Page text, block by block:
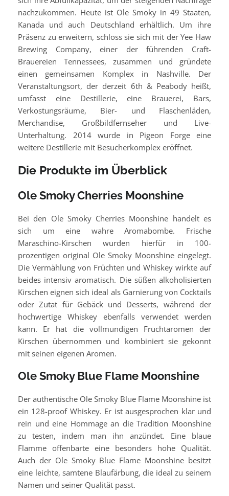
nachzukommen. Heute ist Ole Smoky in 49 Staaten,
Kanada und auch Deutschland erhältlich. Um ihre
Präsenz zu erweitern, schloss sie sich mit der Yee Haw
Brewing Company, einer der führenden Craft-
Brauereien Tennessees, zusammen und gründete
einen gemeinsamen Komplex in Nashville. Der
Veranstaltungsort, der derzeit 6th & Peabody heißt,
umfasst eine Destillerie, eine Brauerei, Bars,
Verkostungsräume, Bier- und Flaschenläden,
Merchandise, Großbildfernseher und Live-
Unterhaltung. 2014 wurde in Pigeon Forge eine
weitere Destillerie mit Besucherkomplex eröffnet.
Die Produkte im Überblick
Ole Smoky Cherries Moonshine
Bei den Ole Smoky Cherries Moonshine handelt es
sich um eine wahre Aromabombe. Frische
Maraschino-Kirschen wurden hierfür in 100-
prozentigen original Ole Smoky Moonshine eingelegt.
Die Vermählung von Früchten und Whiskey wirkte auf
beides intensiv aromatisch. Die süßen alkoholisierten
Kirschen eignen sich ideal als Garnierung von Cocktails
oder Zutat für Gebäck und Desserts, während der
hochwertige Whiskey ebenfalls verwendet werden
kann. Er hat die vollmundigen Fruchtaromen der
Kirschen übernommen und kombiniert sie gekonnt
mit seinen eigenen Aromen.
Ole Smoky Blue Flame Moonshine
Der authentische Ole Smoky Blue Flame Moonshine ist
ein 128-proof Whiskey. Er ist ausgesprochen klar und
rein und eine Hommage an die Tradition Moonshine
zu testen, indem man ihn anzündet. Eine blaue
Flamme offenbarte eine besonders hohe Qualität.
Auch der Ole Smoky Blue Flame Moonshine besitzt
eine leichte, samtene Blaufärbung, die ideal zu seinem
Namen und seiner Qualität passt.